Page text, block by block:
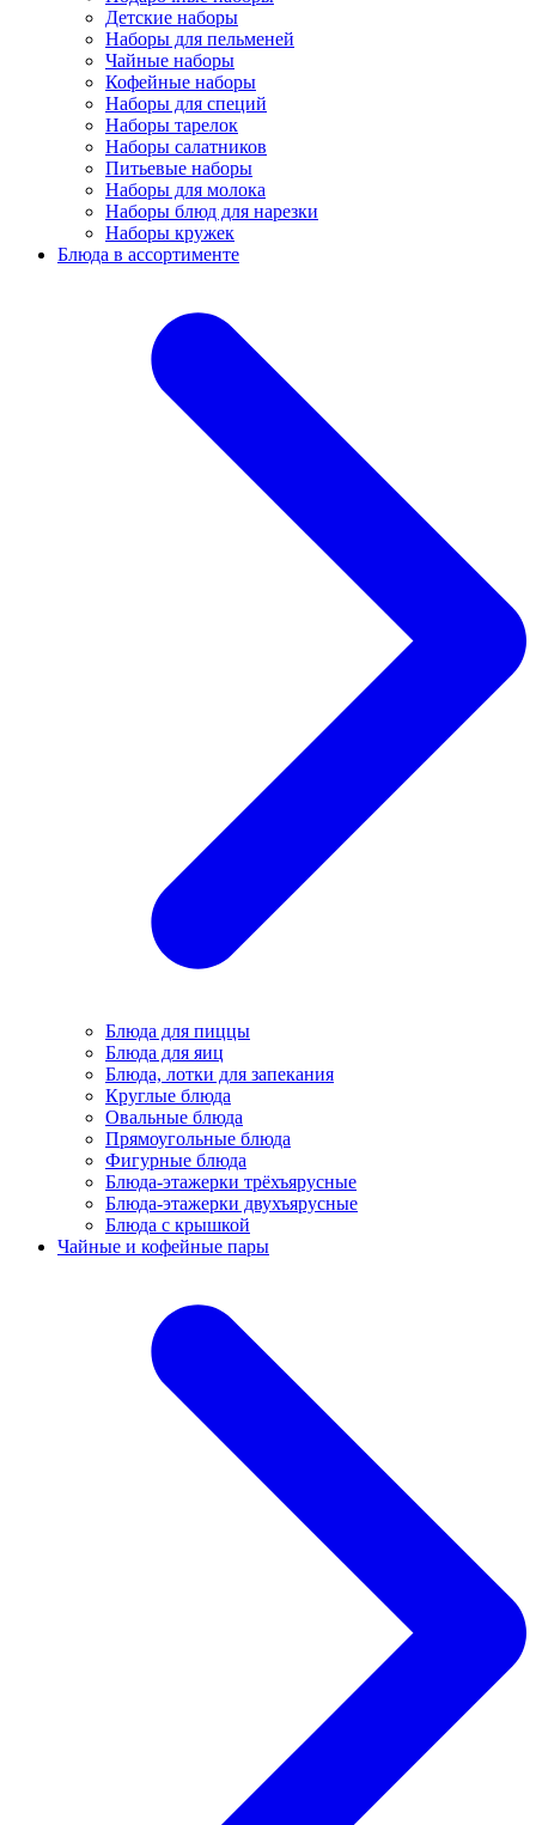
Детские наборы
Наборы для пельменей
Чайные наборы
Кофейные наборы
Наборы для специй
Наборы тарелок
Наборы салатников
Питьевые наборы
Наборы для молока
Наборы блюд для нарезки
Наборы кружек
Блюда в ассортименте
Блюда для пиццы
Блюда для яиц
Блюда, лотки для запекания
Круглые блюда
Овальные блюда
Прямоугольные блюда
Фигурные блюда
Блюда-этажерки трёхъярусные
Блюда-этажерки двухъярусные
Блюда с крышкой
Чайные и кофейные пары